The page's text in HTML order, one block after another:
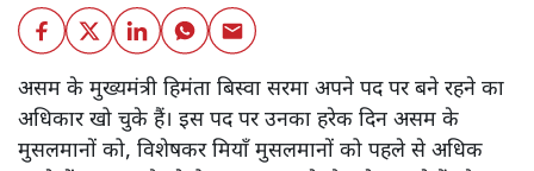
असम के मुख्यमंत्री हिमंता बिस्वा सरमा अपने पद पर बने रहने का
अधिकार खो चुके हैं। इस पद पर उनका हरेक दिन असम के
मुसलमानों को, विशेषकर मियाँ मुसलमानों को पहले से अधिक